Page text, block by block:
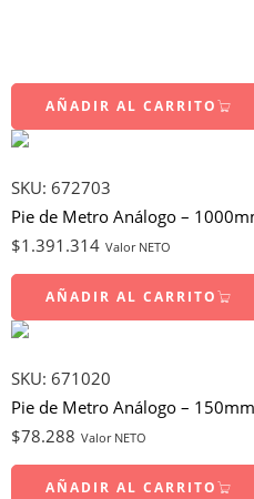
AÑADIR AL CARRITO
SKU: 672703
Pie de Metro Análogo –
$1.391.314 Valor NETO
AÑADIR AL CARRITO
SKU: 671020
Pie de Metro Análogo –
$78.288 Valor NETO
AÑADIR AL CARRITO